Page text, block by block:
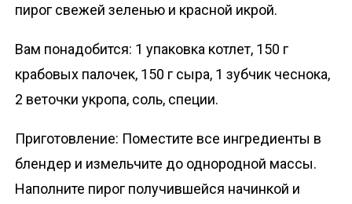
пирог свежей зеленью и красной икрой.
Вам понадобится: 1 упаковка котлет, 150 г
крабовых палочек, 150 г сыра, 1 зубчик чеснока,
2 веточки укропа, соль, специи.
Приготовление: Поместите все ингредиенты в
блендер и измельчите до однородной массы.
Наполните пирог получившейся начинкой и